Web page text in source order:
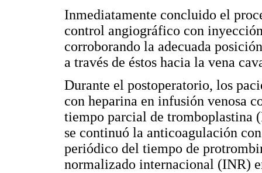
Inmediatamente concluido el
control angiográfico con
corroborando la adecuada
a través de éstos hacia la vena
Durante el postoperatorio, los
con heparina en infusión venosa
tiempo parcial de tromboplastina
se continuó la anticoagulación
periódico del tiempo de
normalizado internacional (INR)